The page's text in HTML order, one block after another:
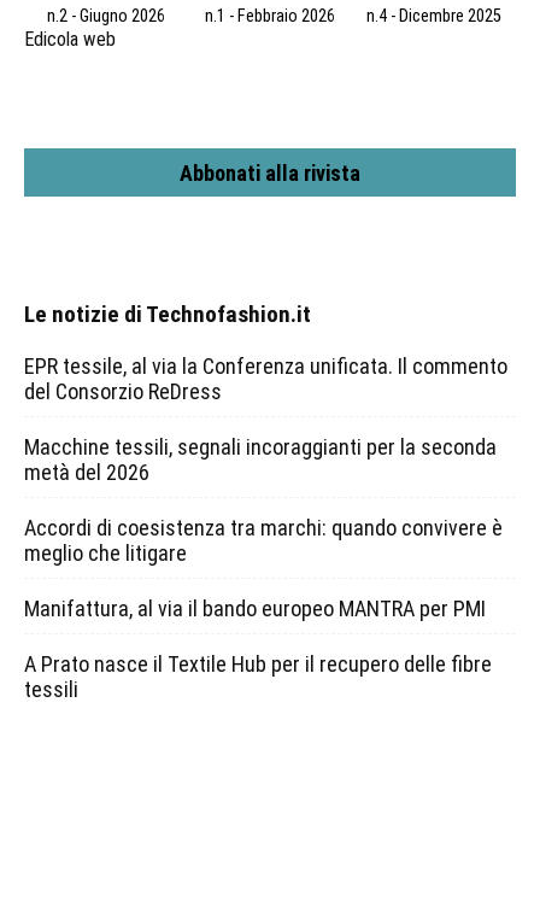
n.2 - Giugno 2026 n.1 - Febbraio 2026 n.4 - Dicembre 2025
Edicola web
Abbonati alla rivista
Le notizie di Technofashion.it
EPR tessile, al via la Conferenza unificata. Il commento
del Consorzio ReDress
Macchine tessili, segnali incoraggianti per la seconda
metà del 2026
Accordi di coesistenza tra marchi: quando convivere è
meglio che litigare
Manifattura, al via il bando europeo MANTRA per PMI
A Prato nasce il Textile Hub per il recupero delle fibre
tessili